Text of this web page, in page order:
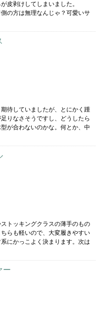
皮剥けしてしまいました。
の方は無理なんじゃ？可愛いサ
待していましたが、とにかく踵
りなさそうですし、どうしたら
が合わないのかな。何とか、中
トッキングクラスの薄手のもの
らも軽いので、大変履きやすい
にかっこよく決まります。次は
ー